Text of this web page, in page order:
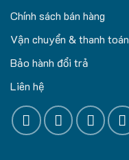
Chính sách bán hàng
Vận chuyển & thanh toán
Bảo hành đổi trả
Liên hệ